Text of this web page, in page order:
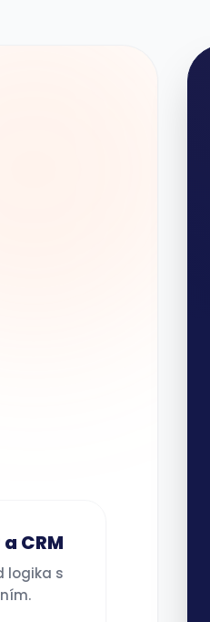
CRM
logika s